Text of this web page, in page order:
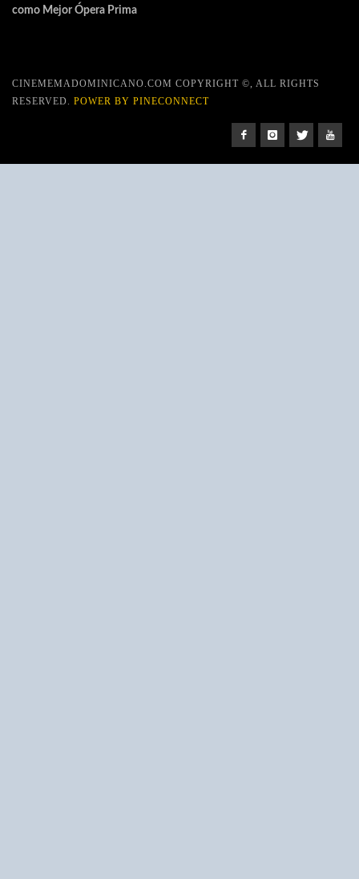
como Mejor Ópera Prima
CINEMEMADOMINICANO.COM COPYRIGHT ©, ALL RIGHTS
RESERVED. POWER BY PINECONNECT